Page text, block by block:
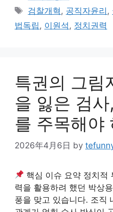
Tags
검찰개혁, 공직자윤리 ,
법독립, 이원석, 정치권력
특권의 그림
을 잃은 검
를 주목해야
2026年4月6日 by
핵심 이슈 요약 정치적
력을 활용하려 했던 박상
풍을 맞고 있습니다. 조직